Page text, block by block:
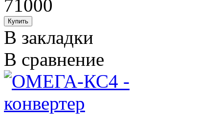
71000
В закладки
В сравнение